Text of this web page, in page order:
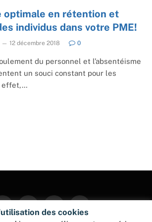
optimale en rétention et
individus dans votre PME!
12 décembre 2018 0
du personnel et l’absentéisme
un souci constant pour les
effet,…
FacebookTwitter InstagramPinterest
des cookies